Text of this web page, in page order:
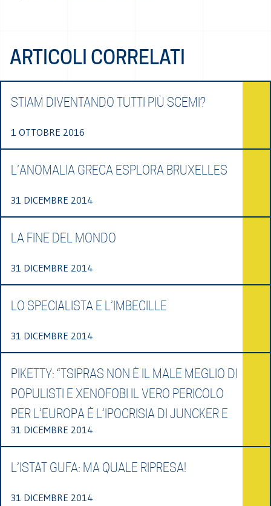
ARTICOLI CORRELATI
STIAM DIVENTANDO TUTTI PIÙ SCEMI?
1 OTTOBRE 2016
L’ANOMALIA GRECA ESPLORA BRUXELLES
31 DICEMBRE 2014
LA FINE DEL MONDO
31 DICEMBRE 2014
LO SPECIALISTA E L’IMBECILLE
31 DICEMBRE 2014
PIKETTY: “TSIPRAS NON È IL MALE MEGLIO DI
POPULISTI E XENOFOBI IL VERO PERICOLO
PER L’EUROPA È L’IPOCRISIA DI JUNCKER E
31 DICEMBRE 2014
L’ISTAT GUFA: MA QUALE RIPRESA!
31 DICEMBRE 2014